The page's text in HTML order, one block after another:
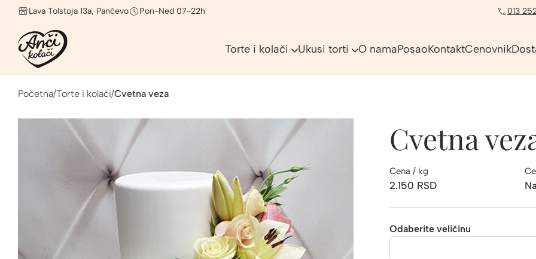
Lava Tolstoja 13a, Pančevo Pon-Ned 07-22h 013
Torte i kolači Ukusi torti O namaPosaoKontaktCenovnik
Početna/Torte i kolači/Cvetna veza
Cvetna
Cena / kg
2.150 RSD
Odaberite veličinu